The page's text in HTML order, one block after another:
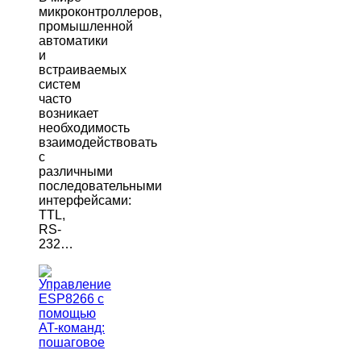
микроконтроллеров,
промышленной
автоматики
и
встраиваемых
систем
часто
возникает
необходимость
взаимодействовать
с
различными
последовательными
интерфейсами:
TTL,
RS-
232…